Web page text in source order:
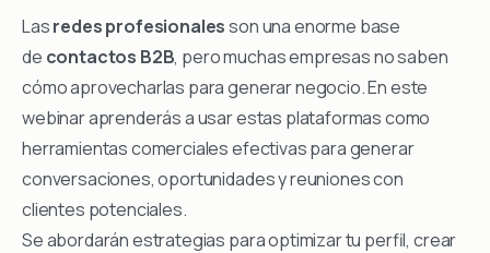
Lasredes profesionalesson una enorme base
de contactos B2B, pero muchas empresas no saben
cómo aprovecharlas para generar negocio. En este
webinar aprenderás a usar estas plataformas como
herramientas comerciales efectivas para generar
conversaciones, oportunidades y reuniones con
clientes potenciales.
Se abordarán estrategias para optimizar tu perfil, crear